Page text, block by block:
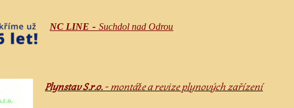
NC LINE -Suchdol nad Odrou
Plynstav S.r.o. - montáže a revize plynových zařízení